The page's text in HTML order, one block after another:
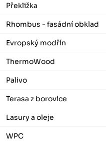
Překližka
Rhombus - fasádní obklad
Evropský modřín
ThermoWood
Palivo
Terasa z borovice
Lasury a oleje
WPC